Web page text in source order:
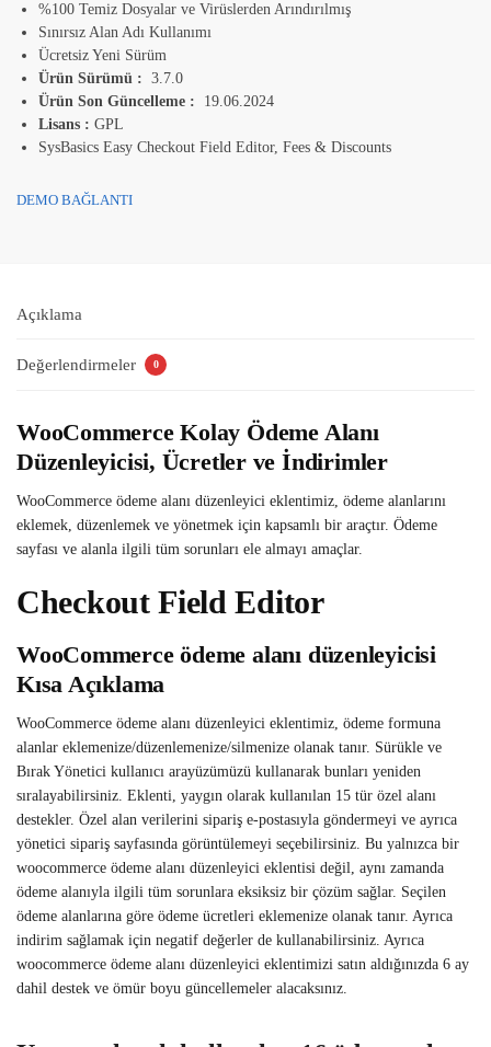
%100 Temiz Dosyalar ve Virüslerden Arındırılmış
Sınırsız Alan Adı Kullanımı
Ücretsiz Yeni Sürüm
Ürün Sürümü : 3.7.0
Ürün Son Güncelleme : 19.06.2024
Lisans : GPL
SysBasics Easy Checkout Field Editor, Fees & Discounts
DEMO BAĞLANTI
Açıklama
Değerlendirmeler 0
WooCommerce Kolay Ödeme Alanı
Düzenleyicisi, Ücretler ve İndirimler
WooCommerce ödeme alanı düzenleyici eklentimiz, ödeme alanlarını
eklemek, düzenlemek ve yönetmek için kapsamlı bir araçtır. Ödeme
sayfası ve alanla ilgili tüm sorunları ele almayı amaçlar.
Checkout Field Editor
WooCommerce ödeme alanı düzenleyicisi
Kısa Açıklama
WooCommerce ödeme alanı düzenleyici eklentimiz, ödeme formuna
alanlar eklemenize/düzenlemenize/silmenize olanak tanır. Sürükle ve
Bırak Yönetici kullanıcı arayüzümüzü kullanarak bunları yeniden
sıralayabilirsiniz. Eklenti, yaygın olarak kullanılan 15 tür özel alanı
destekler. Özel alan verilerini sipariş e-postasıyla göndermeyi ve ayrıca
yönetici sipariş sayfasında görüntülemeyi seçebilirsiniz. Bu yalnızca bir
woocommerce ödeme alanı düzenleyici eklentisi değil, aynı zamanda
ödeme alanıyla ilgili tüm sorunlara eksiksiz bir çözüm sağlar. Seçilen
ödeme alanlarına göre ödeme ücretleri eklemenize olanak tanır. Ayrıca
indirim sağlamak için negatif değerler de kullanabilirsiniz. Ayrıca
woocommerce ödeme alanı düzenleyici eklentimizi satın aldığınızda 6 ay
dahil destek ve ömür boyu güncellemeler alacaksınız.